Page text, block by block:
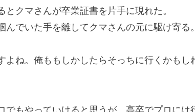
クマさんが卒業証書を片手に現れた。
でいた手を離してクマさんの元に駆け寄る。
よね。俺ももしかしたらそっちに行くかも
でもやっていけると思うが、高卒でプロには